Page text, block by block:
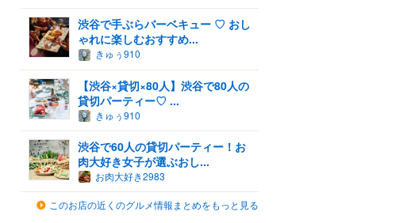
渋谷で手ぶらバーベキュー ♡ おし
ゃれに楽しむおすすめ...
きゅぅ910
【渋谷×貸切×80人】渋谷で80人の
貸切パーティー♡ ...
きゅぅ910
渋谷で60人の貸切パーティー！お
肉大好き女子が選ぶおし...
お肉大好き2983
このお店の近くのグルメ情報まとめをもっと見る